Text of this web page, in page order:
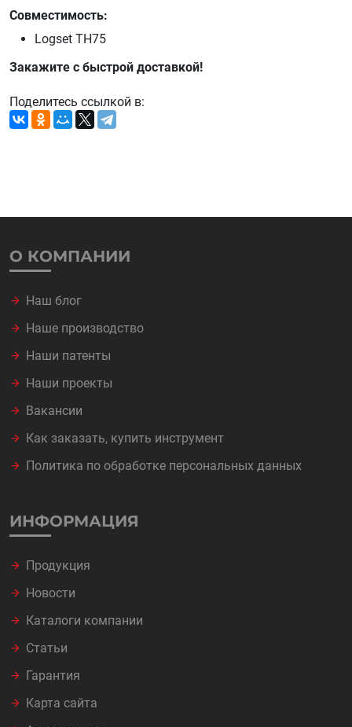
Совместимость:
Logset TH75
Закажите с быстрой доставкой!
Поделитесь ссылкой в:
О КОМПАНИИ
Наш блог
Наше производство
Наши патенты
Наши проекты
Вакансии
Как заказать, купить инструмент
Политика по обработке персональных данных
ИНФОРМАЦИЯ
Продукция
Новости
Каталоги компании
Статьи
Гарантия
Карта сайта